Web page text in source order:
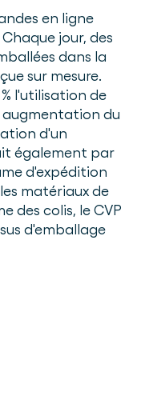
en ligne
jour, des
dans la
sur mesure.
l'utilisation de
du
d'un
également par
d'expédition
matériaux de
des colis, le CVP
d'emballage